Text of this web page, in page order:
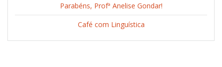
Parabéns, Profª Anelise Gondar!
Café com Linguística